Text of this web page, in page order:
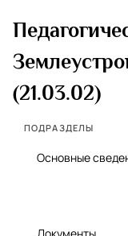
(21.03.02)
ПОДРАЗДЕЛЫ
Основные